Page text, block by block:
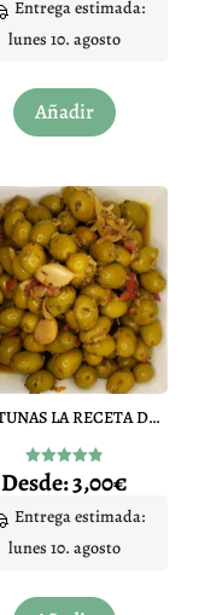
de 5
Entrega estimada:
lunes 10. agosto
Añadir
producto
variantes.
Las
opciones
se
pueden
elegir
en
la
de
producto
ACEITUNAS LA RECETA DEL CORTIJO SARASA
Valorado
con
de 5
Desde:3,00€
Entrega estimada:
lunes 10. agosto